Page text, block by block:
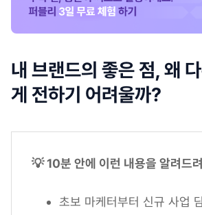
내 브랜드의 좋은 점, 왜
게 전하기 어려울까?
💡 10분 안에 이런 내용을 알려드
초보 마케터부터 신규 사업